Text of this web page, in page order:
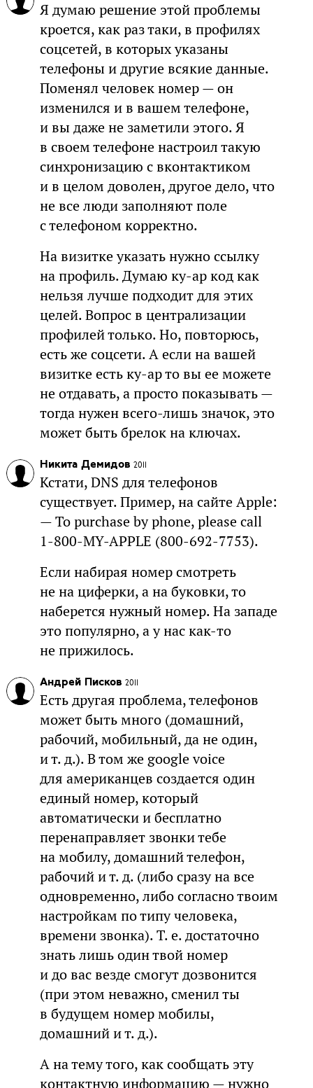
Я думаю решение этой проблемы
кроется, как раз таки, в профилях
соцсетей, в которых указаны
телефоны и другие всякие данные.
Поменял человек номер — он
изменился и в вашем телефоне,
и вы даже не заметили этого. Я
в своем телефоне настроил такую
синхронизацию с вконтактиком
и в целом доволен, другое дело, что
не все люди заполняют поле
с телефоном корректно.
На визитке указать нужно ссылку
на профиль. Думаю ку-ар код как
нельзя лучше подходит для этих
целей. Вопрос в централизации
профилей только. Но, повторюсь,
есть же соцсети. А если на вашей
визитке есть ку-ар то вы ее можете
не отдавать, а просто показывать —
тогда нужен всего-лишь значок, это
может быть брелок на ключах.
Никита Демидов 2011
Кстати, DNS для телефонов
существует. Пример, на сайте Apple:
— To purchase by phone, please call
1-800-MY-APPLE (800-692-7753).
Если набирая номер смотреть
не на циферки, а на буковки, то
наберется нужный номер. На западе
это популярно, а у нас как-то
не прижилось.
Андрей Писков 2011
Есть другая проблема, телефонов
может быть много (домашний,
рабочий, мобильный, да не один,
и т. д.). В том же google voice
для американцев создается один
единый номер, который
автоматически и бесплатно
перенаправляет звонки тебе
на мобилу, домашний телефон,
рабочий и т. д. (либо сразу на все
одновременно, либо согласно твоим
настройкам по типу человека,
времени звонка). Т. е. достаточно
знать лишь один твой номер
и до вас везде смогут дозвонится
(при этом неважно, сменил ты
в будущем номер мобилы,
домашний и т. д.).
А на тему того, как сообщать эту
контактную информацию — нужно